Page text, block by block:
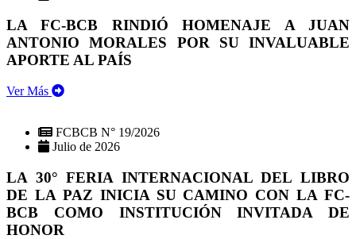
LA FC-BCB RINDIÓ HOMENAJE A JUAN
ANTONIO MORALES POR SU INVALUABLE
APORTE AL PAÍS
Ver Más
FCBCB N° 19/2026
Julio de 2026
LA 30° FERIA INTERNACIONAL DEL LIBRO
DE LA PAZ INICIA SU CAMINO CON LA FC-
BCB COMO INSTITUCIÓN INVITADA DE
HONOR